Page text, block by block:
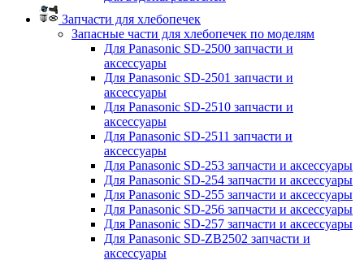
Запчасти для хлебопечек
Запасные части для хлебопечек по моделям
Для Panasonic SD-2500 запчасти и
аксессуары
Для Panasonic SD-2501 запчасти и
аксессуары
Для Panasonic SD-2510 запчасти и
аксессуары
Для Panasonic SD-2511 запчасти и
аксессуары
Для Panasonic SD-253 запчасти и аксессуары
Для Panasonic SD-254 запчасти и аксессуары
Для Panasonic SD-255 запчасти и аксессуары
Для Panasonic SD-256 запчасти и аксессуары
Для Panasonic SD-257 запчасти и аксессуары
Для Panasonic SD-ZB2502 запчасти и
аксессуары